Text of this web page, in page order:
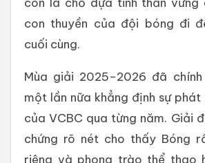
con thuyền của đội bóng đi
cuối cùng.
Mùa giải 2025–2026 đã
một lần nữa khẳng định sự
của VCBC qua từng năm. Giải
chứng rõ nét cho thấy Bóng
riêng và phong trào thể thao